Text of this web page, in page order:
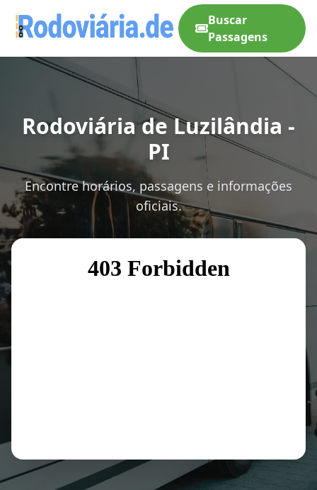
Buscar
Passagens
Rodoviária de Luzilândia -
PI
Encontre horários, passagens e informações
oficiais.